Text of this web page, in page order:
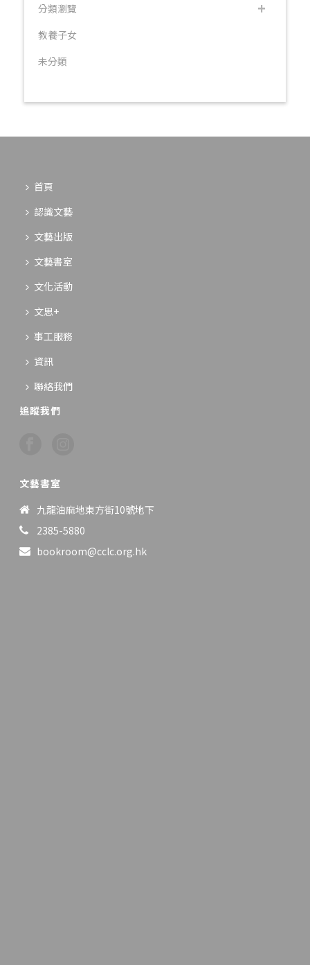
分類瀏覽
教養子女
未分類
首頁
認識文藝
文藝出版
文藝書室
文化活動
文思+
事工服務
資訊
聯絡我們
追蹤我們
文藝書室
九龍油麻地東方街10號地下
2385-5880
bookroom@cclc.org.hk